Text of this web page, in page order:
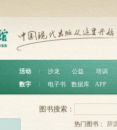
活动 沙龙 公益
培训
数字
电子书 数据库 APP
图书搜索：
热门图书： 辞